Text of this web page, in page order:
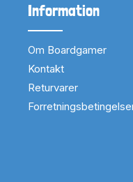
Information
Om Boardgamer
Kontakt
Returvarer